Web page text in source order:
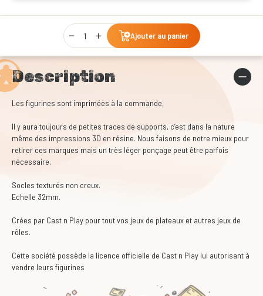
Qty
Ajouter au panier
Description
Les figurines sont imprimées à la commande.
Il y aura toujours de petites traces de supports, c’est dans la nature
même des impressions 3D en résine. Nous faisons de notre mieux pour
retirer ces marques mais un très léger ponçage peut être parfois
nécessaire.
Socles texturés non creux.
Echelle 32mm.
Crées par Cast n Play pour tout vos jeux de plateaux et autres jeux de
rôles.
Cette société possède la licence officielle de Cast n Play lui autorisant à
vendre leurs figurines